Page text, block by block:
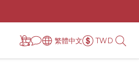
繁體中文 TWD